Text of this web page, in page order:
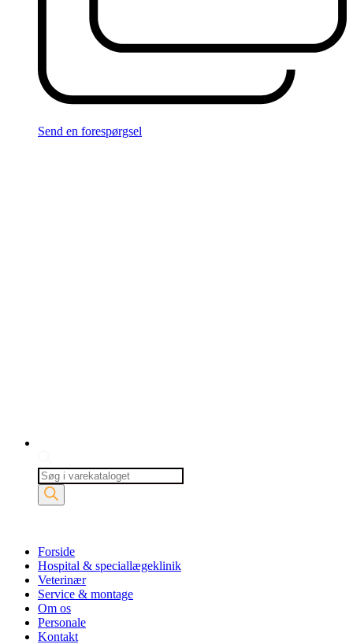
Send en forespørgsel
Products
search
Forside
Hospital & speciallægeklinik
Veterinær
Service & montage
Om os
Personale
Kontakt